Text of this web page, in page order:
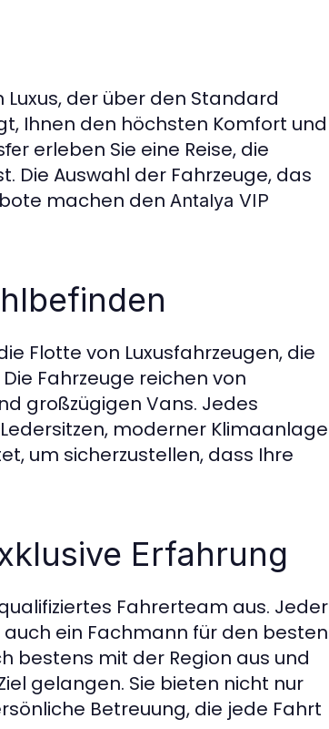
der über den Standard
Ihnen den höchsten Komfort und
erleben Sie eine Reise, die
Die Auswahl der Fahrzeuge, das
machen den Antalya VIP
Flotte von Luxusfahrzeugen, die
Fahrzeuge reichen von
großzügigen Vans. Jedes
moderner Klimaanlage
um sicherzustellen, dass Ihre
Erfahrung
Fahrerteam aus. Jeder
ein Fachmann für den besten
bestens mit der Region aus und
gelangen. Sie bieten nicht nur
Betreuung, die jede Fahrt